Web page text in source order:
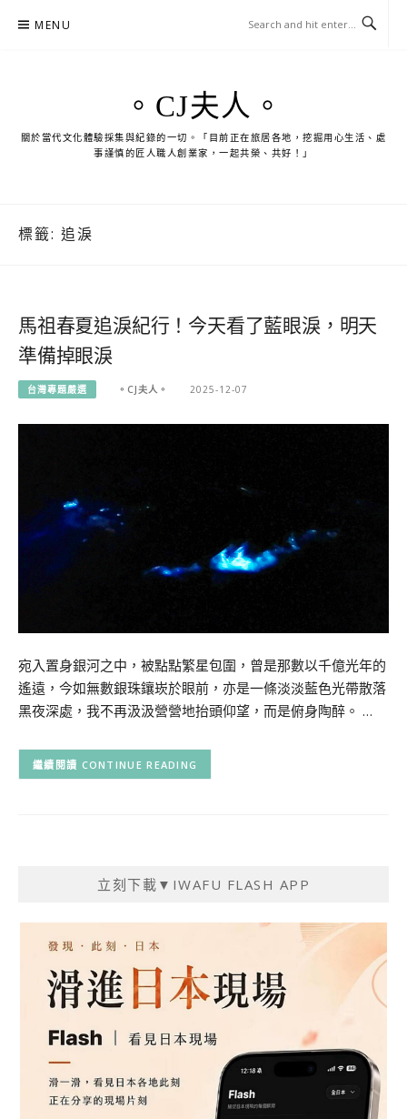
MENU
。CJ夫人。
關於當代文化體驗採集與紀錄的一切。「目前正在旅居各地，挖掘用心生活、處
事謹慎的匠人職人創業家，一起共榮、共好！」
標籤: 追淚
馬祖春夏追淚紀行！今天看了藍眼淚，明天
準備掉眼淚
台灣專題嚴選 。CJ夫人。 2025-12-07
宛入置身銀河之中，被點點繁星包圍，曾是那數以千億光年的
遙遠，今如無數銀珠鑲崁於眼前，亦是一條淡淡藍色光帶散落
黑夜深處，我不再汲汲營營地抬頭仰望，而是俯身陶醉。 …
CONTINUE READING
立刻下載▼IWAFU FLASH APP